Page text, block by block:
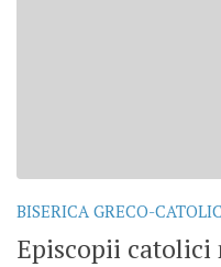
BISERICA GRECO-
Episcopii